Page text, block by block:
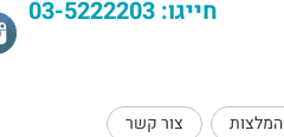
חייגו: 03-5222203​
המלצות צור קשר